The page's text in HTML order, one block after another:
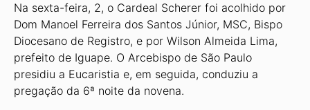
Na sexta-feira, 2, o Cardeal Scherer foi acolhido por
Dom Manoel Ferreira dos Santos Júnior, MSC, Bispo
Diocesano de Registro, e por Wilson Almeida Lima,
prefeito de Iguape. O Arcebispo de São Paulo
presidiu a Eucaristia e, em seguida, conduziu a
pregação da 6ª noite da novena.